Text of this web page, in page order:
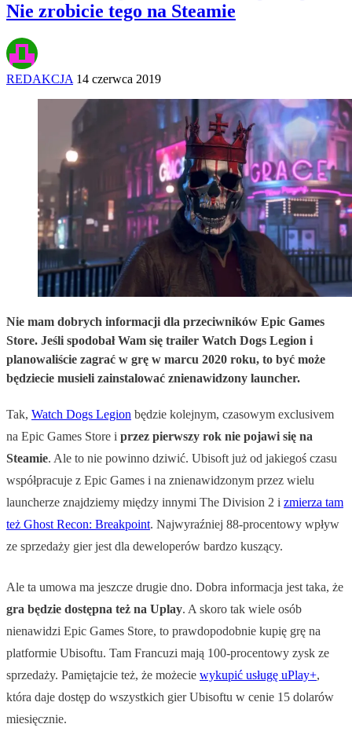
Nie zrobicie tego na Steamie
REDAKCJA 14 czerwca 2019
Nie mam dobrych informacji dla przeciwników Epic Games
Store. Jeśli spodobał Wam się trailer Watch Dogs Legion i
planowaliście zagrać w grę w marcu 2020 roku, to być może
będziecie musieli zainstalować znienawidzony launcher.
Tak, Watch Dogs Legion będzie kolejnym, czasowym exclusivem
na Epic Games Store i przez pierwszy rok nie pojawi się na
Steamie. Ale to nie powinno dziwić. Ubisoft już od jakiegoś czasu
współpracuje z Epic Games i na znienawidzonym przez wielu
launcherze znajdziemy między innymi The Division 2 i zmierza tam
też Ghost Recon: Breakpoint. Najwyraźniej 88-procentowy wpływ
ze sprzedaży gier jest dla deweloperów bardzo kuszący.
Ale ta umowa ma jeszcze drugie dno. Dobra informacja jest taka, że
gra będzie dostępna też na Uplay. A skoro tak wiele osób
nienawidzi Epic Games Store, to prawdopodobnie kupię grę na
platformie Ubisoftu. Tam Francuzi mają 100-procentowy zysk ze
sprzedaży. Pamiętajcie też, że możecie wykupić usługę uPlay+,
która daje dostęp do wszystkich gier Ubisoftu w cenie 15 dolarów
miesięcznie.